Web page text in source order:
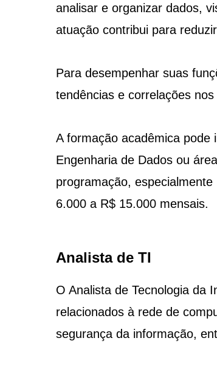
analisar e organizar dados,
atuação contribui para
Para desempenhar suas
tendências e correlações nos
A formação acadêmica pode
Engenharia de Dados ou
programação,
6.000 a R$ 15.000 mensais.
Analista de TI
O Analista de Tecnologia da
relacionados à rede de
segurança da informação,